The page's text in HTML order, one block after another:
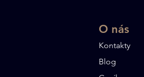
O nás​
Kontakty
Blog